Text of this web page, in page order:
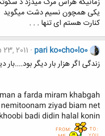
یکی همچون نسیم دشت میگوید
کنارت هستم ای تنها . . .
pari ko0cho0lo0
2011
زندگی اگر هزار بار دیگر بود....بار
a farda miram khabgah
ziyad biam net
khoobi badi didin halal konin.